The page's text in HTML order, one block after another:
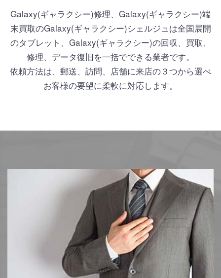
Galaxy(ギャラクシー)修理、Galaxy(ギャラクシー)端
末買取のGalaxy(ギャラクシー)シェルジュは全国展開
のタブレット、Galaxy(ギャラクシー)の回収、買取、
修理、データ復旧を一括でできる業者です。
依頼方法は、郵送、訪問、店舗に来店の３つから選べ
お客様の要望に柔軟に対応します。